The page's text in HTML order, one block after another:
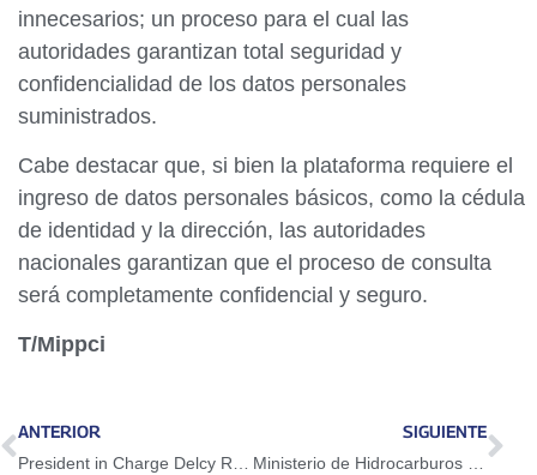
innecesarios; un proceso para el cual las
autoridades garantizan total seguridad y
confidencialidad de los datos personales
suministrados.
Cabe destacar que, si bien la plataforma requiere el
ingreso de datos personales básicos, como la cédula
de identidad y la dirección, las autoridades
nacionales garantizan que el proceso de consulta
será completamente confidencial y seguro.
T/Mippci
ANTERIOR SIGUIENTE